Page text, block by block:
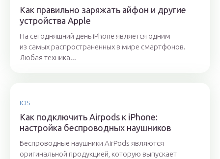
Как правильно заряжать айфон и другие
устройства Apple
На сегодняшний день iPhone является одним
из самых распространенных в мире смартфонов.
Любая техника...
IOS
Как подключить Airpods к iPhone:
настройка беспроводных наушников
Беспроводные наушники AirPods являются
оригинальной продукцией, которую выпускает